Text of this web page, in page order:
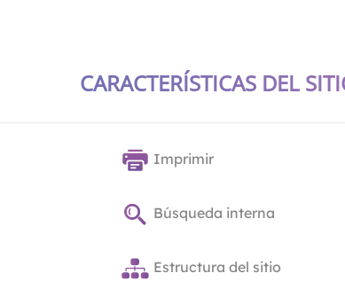
CARACTERÍSTICAS DEL
Imprimir
Búsqueda interna
Estructura del sitio